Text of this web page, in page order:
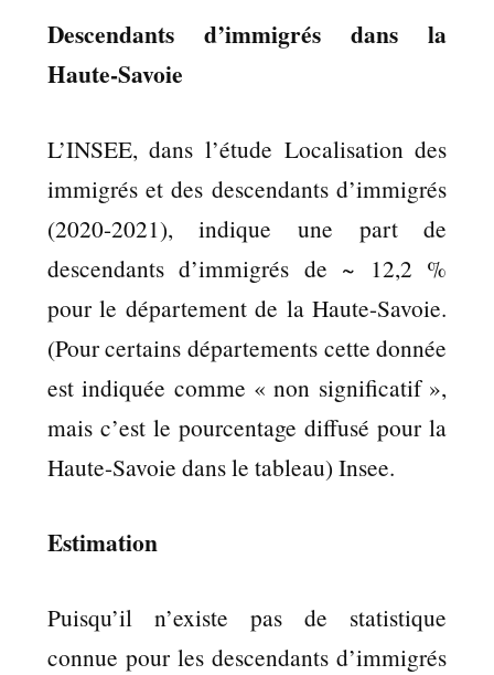
Descendants d’immigrés dans la
Haute-Savoie
L’INSEE, dans l’étude Localisation des
immigrés et des descendants d’immigrés
(2020-2021), indique une part de
descendants d’immigrés de ~ 12,2 %
pour le département de la Haute-Savoie.
(Pour certains départements cette donnée
est indiquée comme « non significatif »,
mais c’est le pourcentage diffusé pour la
Haute-Savoie dans le tableau) Insee.
Estimation
Puisqu’il n’existe pas de statistique
connue pour les descendants d’immigrés